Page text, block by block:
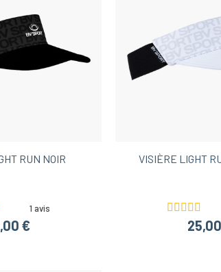
RUN NOIR
1 avis
€
VISIÈRE LIGHT